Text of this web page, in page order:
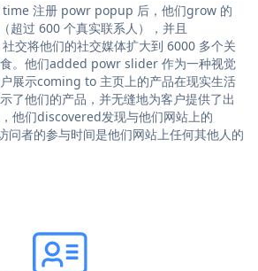
注册 powr popup 后，他们grow 的
超过 600 个真实联系人），并且
交将他们的社交媒体扩大到 6000 多个关
。他们added powr slider 作为一种视觉
展示coming to 主页上的产品在现实生活
了他们的产品，并无缝地为客户提供了出
他们discovered发现与他们网站上的
问者的参与时间是他们网站上任何其他人的